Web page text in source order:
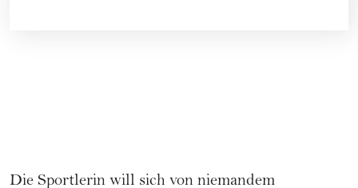
Die Sportlerin will sich von niemandem